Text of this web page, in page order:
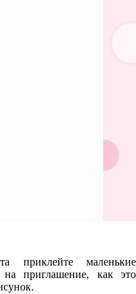
приклейте маленькие
на приглашение, как это